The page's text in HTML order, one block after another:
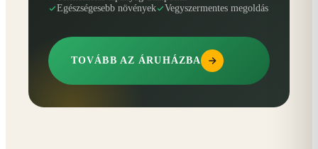
Egészségesebb növények
Vegyszermentes megoldás
TOVÁBB AZ ÁRUHÁZBA